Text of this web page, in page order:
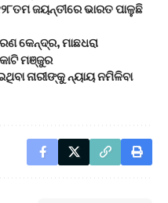
ଜୟନ୍ତୀରେ ଭାରତ ପାଳୁଛି
କେନ୍ଦ୍ର, ମାଛଧରା
ମଞ୍ଜୁର
ନାରୀଙ୍କୁ ନ୍ୟାୟ ନମିଳିବା